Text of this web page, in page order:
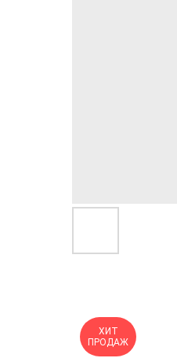
ХИТ
ПРОДАЖ